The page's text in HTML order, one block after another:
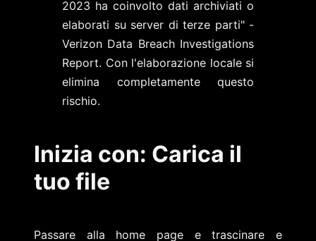
2023 ha coinvolto dati archiviati o
elaborati su server di terze parti" -
Verizon Data Breach Investigations
Report. Con l'elaborazione locale si
elimina completamente questo
rischio.
Inizia con: Carica il
tuo file
Passare alla home page e trascinare e